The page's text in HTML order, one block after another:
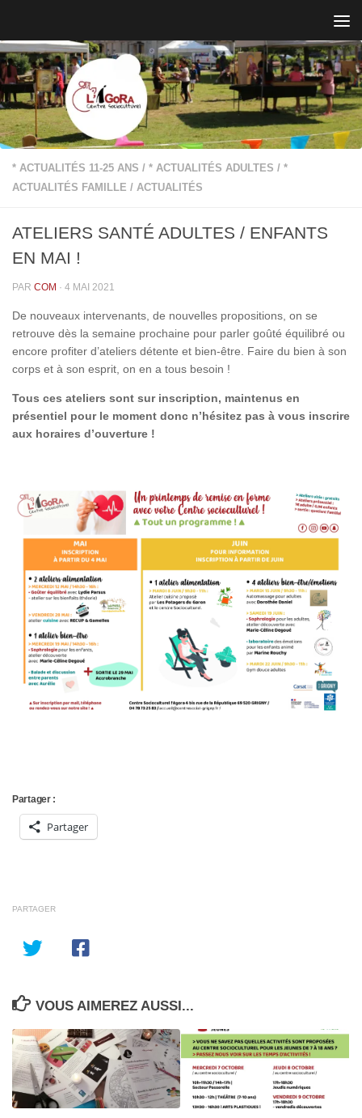
* ACTUALITÉS 11-25 ANS / * ACTUALITÉS ADULTES / *
ACTUALITÉS FAMILLE / ACTUALITÉS
ATELIERS SANTÉ ADULTES / ENFANTS
EN MAI !
PAR COM · 4 MAI 2021
De nouveaux intervenants, de nouvelles propositions, on se
retrouve dès la semaine prochaine pour parler goûté équilibré ou
encore profiter d’ateliers détente et bien-être. Faire du bien à son
corps et à son esprit, on en a tous besoin !
Tous ces ateliers sont sur inscription, maintenus en
présentiel pour le moment donc n’hésitez pas à vous inscrire
aux horaires d’ouverture !
Partager :
Partager
PARTAGER
VOUS AIMEREZ AUSSI...